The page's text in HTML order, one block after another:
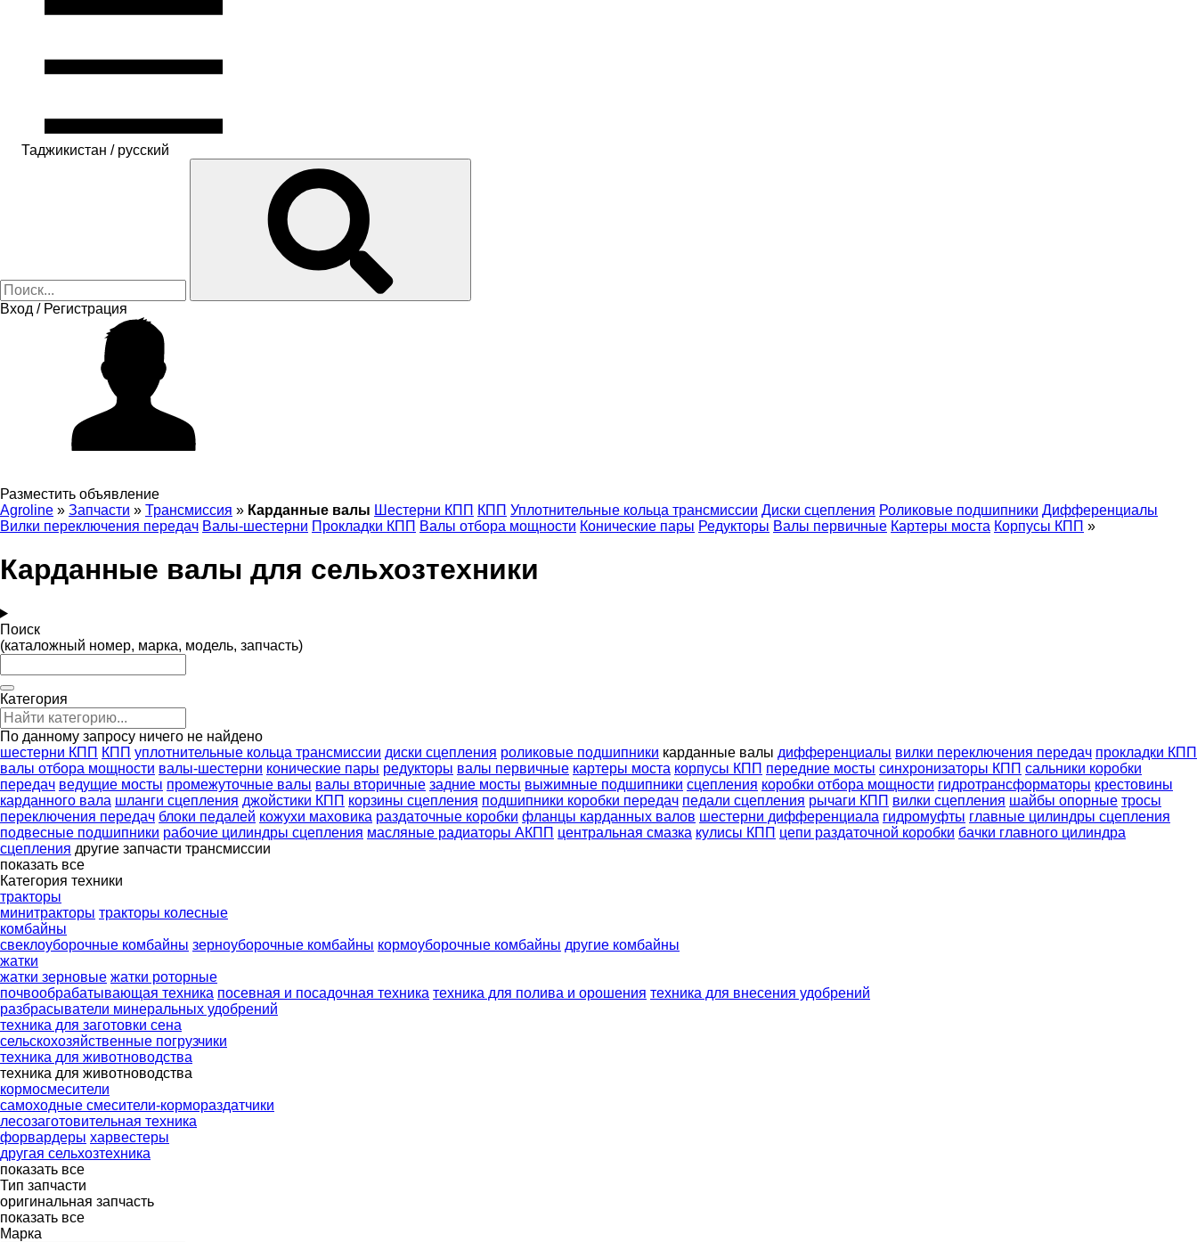
Таджикистан / русский
Вход / Регистрация
Разместить объявление
Agroline » Запчасти » Трансмиссия » Карданные валы Шестерни КПП КПП Уплотнительные кольца трансмиссии Диски сцепления Роликовые подшипники Дифференциалы
Вилки переключения передач Валы-шестерни Прокладки КПП Валы отбора мощности Конические пары Редукторы Валы первичные Картеры моста Корпусы КПП »
Карданные валы для сельхозтехники
Поиск
(каталожный номер, марка, модель, запчасть)
Категория
По данному запросу ничего не найдено
шестерни КПП КПП уплотнительные кольца трансмиссии диски сцепления роликовые подшипники карданные валы дифференциалы вилки переключения передач прокладки КПП
валы отбора мощности валы-шестерни конические пары редукторы валы первичные картеры моста корпусы КПП передние мосты синхронизаторы КПП сальники коробки
передач ведущие мосты промежуточные валы валы вторичные задние мосты выжимные подшипники сцепления коробки отбора мощности гидротрансформаторы крестовины
карданного вала шланги сцепления джойстики КПП корзины сцепления подшипники коробки передач педали сцепления рычаги КПП вилки сцепления шайбы опорные тросы
переключения передач блоки педалей кожухи маховика раздаточные коробки фланцы карданных валов шестерни дифференциала гидромуфты главные цилиндры сцепления
подвесные подшипники рабочие цилиндры сцепления масляные радиаторы АКПП центральная смазка кулисы КПП цепи раздаточной коробки бачки главного цилиндра
сцепления другие запчасти трансмиссии
показать все
Категория техники
тракторы
минитракторы тракторы колесные
комбайны
свеклоуборочные комбайны зерноуборочные комбайны кормоуборочные комбайны другие комбайны
жатки
жатки зерновые жатки роторные
почвообрабатывающая техника посевная и посадочная техника техника для полива и орошения техника для внесения удобрений
разбрасыватели минеральных удобрений
техника для заготовки сена
сельскохозяйственные погрузчики
техника для животноводства
техника для животноводства
кормосмесители
самоходные смесители-кормораздатчики
лесозаготовительная техника
форвардеры харвестеры
другая сельхозтехника
показать все
Тип запчасти
оригинальная запчасть
показать все
Марка